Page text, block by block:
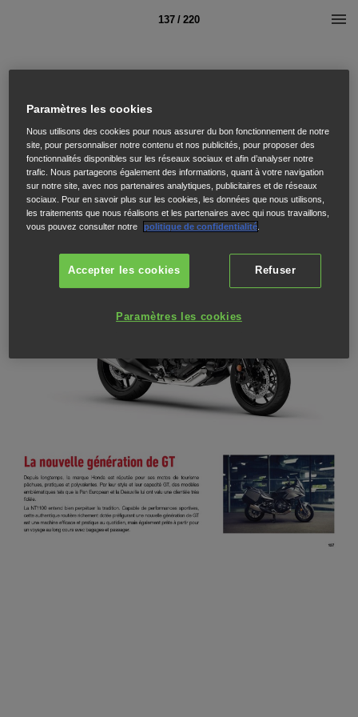
137 / 220
Paramètres les cookies
Nous utilisons des cookies pour nous assurer du bon fonctionnement de notre
site, pour personnaliser notre contenu et nos publicités, pour proposer des
fonctionnalités disponibles sur les réseaux sociaux et afin d’analyser notre
trafic. Nous partageons également des informations, quant à votre navigation
sur notre site, avec nos partenaires analytiques, publicitaires et de réseaux
sociaux. Pour en savoir plus sur les cookies, les données que nous utilisons,
les traitements que nous réalisons et les partenaires avec qui nous travaillons,
vous pouvez consulter notre
politique de confidentialité.
Refuser
Accepter les cookies
Paramètres les cookies